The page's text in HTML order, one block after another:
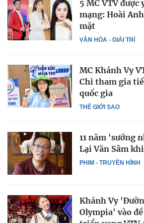
VĂN HÓA - GIẢI TRÍ
5 MC VTV
mạng: Hoài
mặt
THẾ GIỚI SAO
MC Khánh Vy
Chi tham gia
quốc gia
PHIM - TRUYỀN HÌNH
11 năm 'sướng
Lại Văn Sâm
Khánh Vy
Olympia' vào